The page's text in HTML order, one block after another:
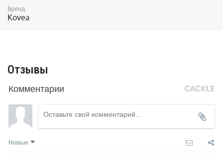
Бренд
Kovea
Отзывы
Комментарии
Новые